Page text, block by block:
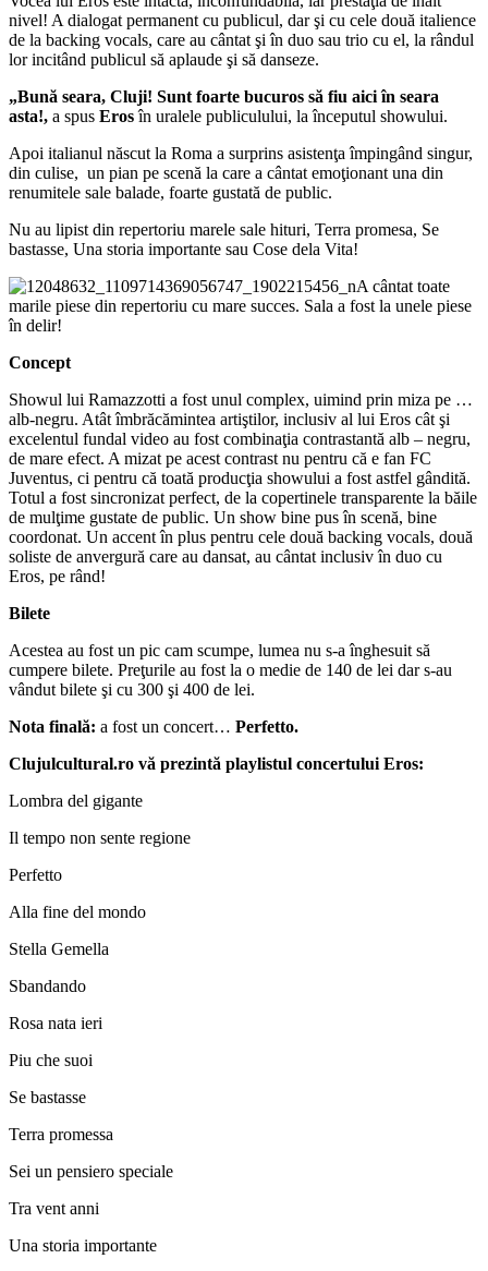
nivel! A dialogat permanent cu publicul, dar şi cu cele două italience
de la backing vocals, care au cântat şi în duo sau trio cu el, la rândul
lor incitând publicul să aplaude şi să danseze.
„Bună seara, Cluji! Sunt foarte bucuros să fiu aici în seara
asta!, a spus Erosîn uralele publiculului, la începutul showului.
Apoi italianul născut la Roma a surprins asistenţa împingând singur,
din culise, un pian pe scenă la care a cântat emoţionant una din
renumitele sale balade, foarte gustată de public.
Nu au lipist din repertoriu marele sale hituri, Terra promesa, Se
bastasse, Una storia importante sau Cose dela Vita!
A cântat toate
marile piese din repertoriu cu mare succes. Sala a fost la unele piese
în delir!
Concept
Showul lui Ramazzotti a fost unul complex, uimind prin miza pe …
alb-negru. Atât îmbrăcămintea artiştilor, inclusiv al lui Eros cât şi
excelentul fundal video au fost combinaţia contrastantă alb – negru,
de mare efect. A mizat pe acest contrast nu pentru că e fan FC
Juventus, ci pentru că toată producţia showului a fost astfel gândită.
Totul a fost sincronizat perfect, de la copertinele transparente la băile
de mulţime gustate de public. Un show bine pus în scenă, bine
coordonat. Un accent în plus pentru cele două backing vocals, două
soliste de anvergură care au dansat, au cântat inclusiv în duo cu
Eros, pe rând!
Bilete
Acestea au fost un pic cam scumpe, lumea nu s-a înghesuit să
cumpere bilete. Preţurile au fost la o medie de 140 de lei dar s-au
vândut bilete şi cu 300 şi 400 de lei.
Nota finală: a fost un concert… Perfetto.
Clujulcultural.ro vă prezintă playlistul concertului Eros:
Lombra del gigante
Il tempo non sente regione
Perfetto
Alla fine del mondo
Stella Gemella
Sbandando
Rosa nata ieri
Piu che suoi
Se bastasse
Terra promessa
Sei un pensiero speciale
Tra vent anni
Una storia importante